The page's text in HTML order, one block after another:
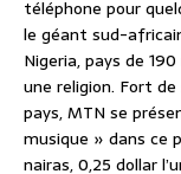
téléphone pour
le géant sud-
Nigeria, pays de
une religion. Fort
pays, MTN se
musique » dans ce
nairas, 0,25 dollar